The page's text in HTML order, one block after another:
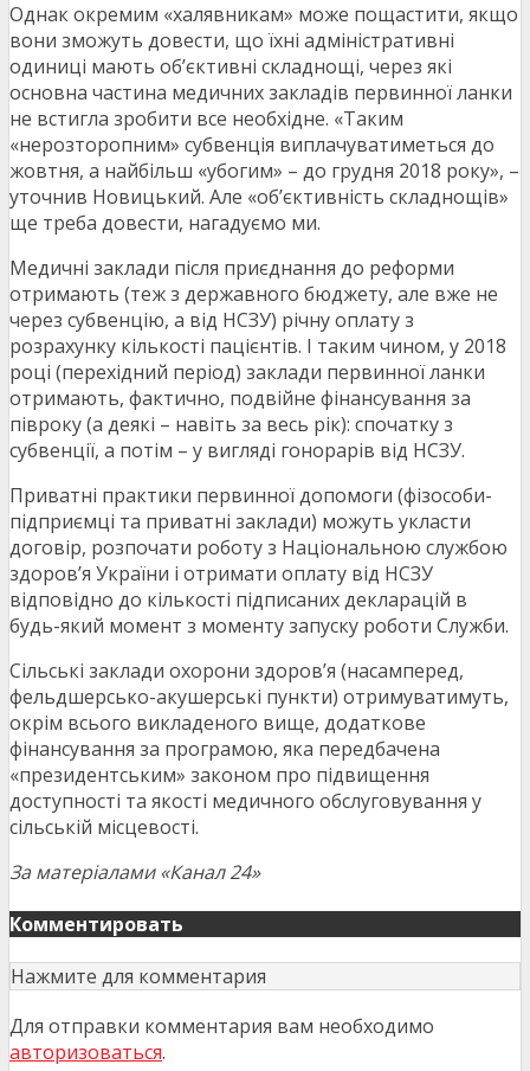
Однак окремим «халявникам» може пощастити, якщо
вони зможуть довести, що їхні адміністративні
одиниці мають об’єктивні складнощі, через які
основна частина медичних закладів первинної ланки
не встигла зробити все необхідне. «Таким
«нерозторопним» субвенція виплачуватиметься до
жовтня, а найбільш «убогим» – до грудня 2018 року», –
уточнив Новицький. Але «об’єктивність складнощів»
ще треба довести, нагадуємо ми.
Медичні заклади після приєднання до реформи
отримають (теж з державного бюджету, але вже не
через субвенцію, а від НСЗУ) річну оплату з
розрахунку кількості пацієнтів. І таким чином, у 2018
році (перехідний період) заклади первинної ланки
отримають, фактично, подвійне фінансування за
півроку (а деякі – навіть за весь рік): спочатку з
субвенції, а потім – у вигляді гонорарів від НСЗУ.
Приватні практики первинної допомоги (фізособи-
підприємці та приватні заклади) можуть укласти
договір, розпочати роботу з Національною службою
здоров’я України і отримати оплату від НСЗУ
відповідно до кількості підписаних декларацій в
будь-який момент з моменту запуску роботи Служби.
Сільські заклади охорони здоров’я (насамперед,
фельдшерсько-акушерські пункти) отримуватимуть,
окрім всього викладеного вище, додаткове
фінансування за програмою, яка передбачена
«президентським» законом про підвищення
доступності та якості медичного обслуговування у
сільській місцевості.
За матеріалами «Канал 24»
Комментировать
Нажмите для комментария
Для отправки комментария вам необходимо
авторизоваться.